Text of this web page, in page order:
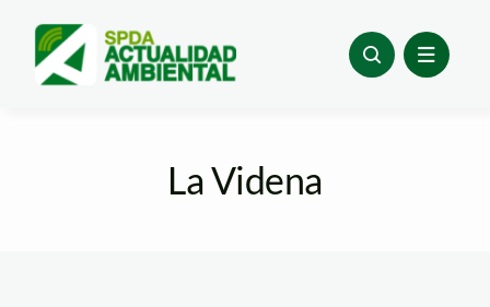
content
La Videna